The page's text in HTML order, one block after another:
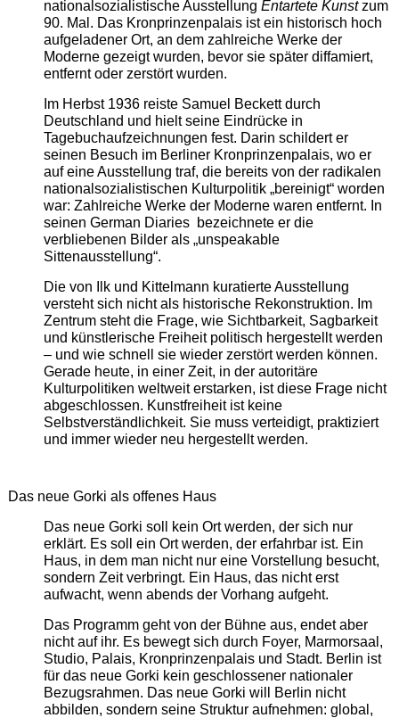
nationalsozialistische Ausstellung Entartete Kunstzum
90. Mal. Das Kronprinzenpalais ist ein historisch hoch
aufgeladener Ort, an dem zahlreiche Werke der
Moderne gezeigt wurden, bevor sie später diffamiert,
entfernt oder zerstört wurden.
Im Herbst 1936 reiste Samuel Beckett durch
Deutschland und hielt seine Eindrücke in
Tagebuchaufzeichnungen fest. Darin schildert er
seinen Besuch im Berliner Kronprinzenpalais, wo er
auf eine Ausstellung traf, die bereits von der radikalen
nationalsozialistischen Kulturpolitik „bereinigt“ worden
war: Zahlreiche Werke der Moderne waren entfernt. In
seinen German Diaries bezeichnete er die
verbliebenen Bilder als „unspeakable
Sittenausstellung“.
Die von Ilk und Kittelmann kuratierte Ausstellung
versteht sich nicht als historische Rekonstruktion. Im
Zentrum steht die Frage, wie Sichtbarkeit, Sagbarkeit
und künstlerische Freiheit politisch hergestellt werden
– und wie schnell sie wieder zerstört werden können.
Gerade heute, in einer Zeit, in der autoritäre
Kulturpolitiken weltweit erstarken, ist diese Frage nicht
abgeschlossen. Kunstfreiheit ist keine
Selbstverständlichkeit. Sie muss verteidigt, praktiziert
und immer wieder neu hergestellt werden.
Das neue Gorki als offenes Haus
Das neue Gorki soll kein Ort werden, der sich nur
erklärt. Es soll ein Ort werden, der erfahrbar ist. Ein
Haus, in dem man nicht nur eine Vorstellung besucht,
sondern Zeit verbringt. Ein Haus, das nicht erst
aufwacht, wenn abends der Vorhang aufgeht.
Das Programm geht von der Bühne aus, endet aber
nicht auf ihr. Es bewegt sich durch Foyer, Marmorsaal,
Studio, Palais, Kronprinzenpalais und Stadt. Berlin ist
für das neue Gorki kein geschlossener nationaler
Bezugsrahmen. Das neue Gorki will Berlin nicht
abbilden, sondern seine Struktur aufnehmen: global,